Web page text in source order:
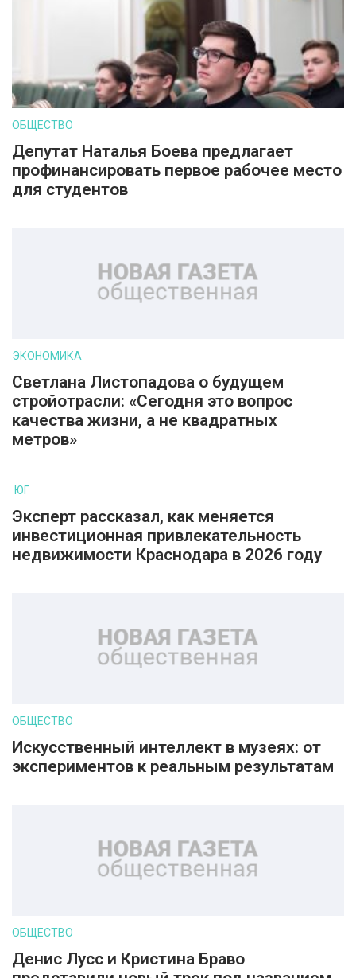
ОБЩЕСТВО
Депутат Наталья Боева предлагает
профинансировать первое рабочее место
для студентов
ЭКОНОМИКА
Светлана Листопадова о будущем
стройотрасли: «Сегодня это вопрос
качества жизни, а не квадратных
метров»
ЮГ
Эксперт рассказал, как меняется
инвестиционная привлекательность
недвижимости Краснодара в 2026 году
ОБЩЕСТВО
Искусственный интеллект в музеях: от
экспериментов к реальным результатам
ОБЩЕСТВО
Денис Лусс и Кристина Браво